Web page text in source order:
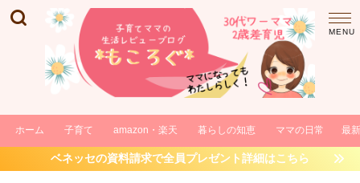
ホーム 子育て amazon・楽天 暮らしの知恵 ママの日常 最
ベネッセの資料請求で全員プレゼント詳細はこちら